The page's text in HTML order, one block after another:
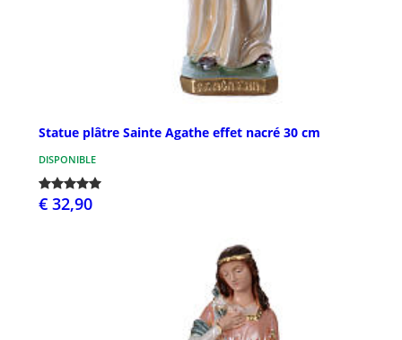
Statue plâtre Sainte Agathe effet nacré 30 cm
DISPONIBLE
€ 32,90